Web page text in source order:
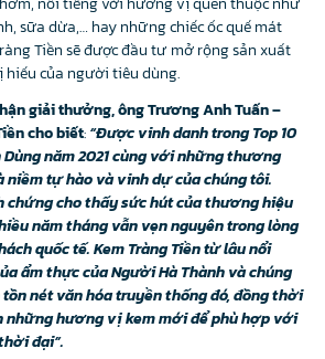
sữa dừa,… hay những chiếc ốc quế mát
Tiền sẽ được đầu tư mở rộng sản xuất
của người tiêu dùng.
giải thưởng, ông Trương Anh Tuấn –
cho biết:“Được vinh danh trong Top 10
năm 2021 cùng với những thương
niềm tự hào và vinh dự của chúng tôi.
chứng cho thấy sức hút của thương hiệu
năm tháng vẫn vẹn nguyên trong lòng
quốc tế. Kem Tràng Tiền từ lâu nổi
ẩm thực của Người Hà Thành và chúng
nét văn hóa truyền thống đó, đồng thời
những hương vị kem mới để phù hợp với
đại”.